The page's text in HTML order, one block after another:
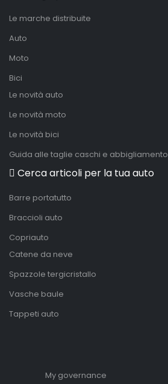
Le marche distribuite
Auto
Moto
Bici
Le novità auto
Le novità moto
Le novità bici
Guida alle taglie caschi e abbigliamento
Cerca articoli per la tua auto
Barre portatutto
Braccioli auto
Copriauto
Catene da neve
Spazzole tergicristallo
Vasche baule
Tappeti auto
My governance